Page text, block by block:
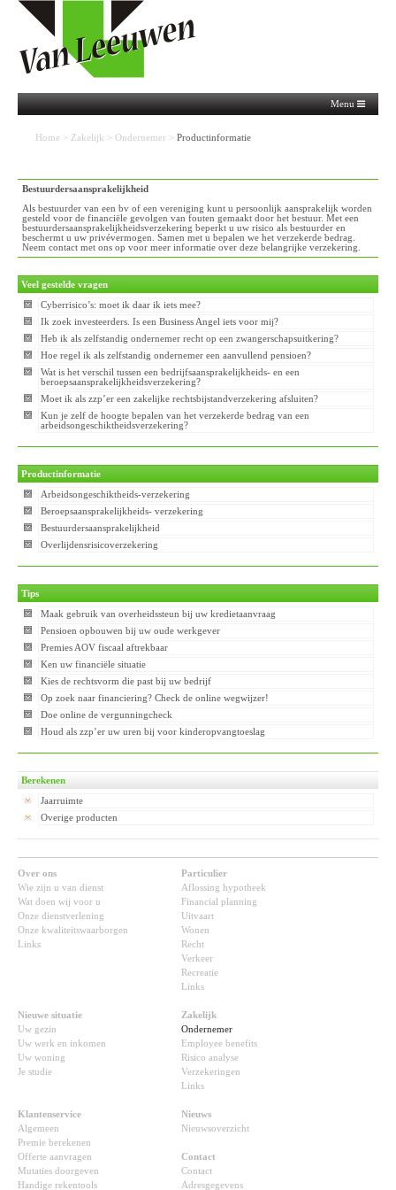
Menu
Home > Zakelijk > Ondernemer > Productinformatie
Bestuurdersaansprakelijkheid
Als bestuurder van een bv of een vereniging kunt u persoonlijk aansprakelijk worden
gesteld voor de financiële gevolgen van fouten gemaakt door het bestuur. Met een
bestuurdersaansprakelijkheidsverzekering beperkt u uw risico als bestuurder en
beschermt u uw privévermogen. Samen met u bepalen we het verzekerde bedrag.
Neem contact met ons op voor meer informatie over deze belangrijke verzekering.
Veel gestelde vragen
Cyberrisico’s: moet ik daar ik iets mee?
Ik zoek investeerders. Is een Business Angel iets voor mij?
Heb ik als zelfstandig ondernemer recht op een zwangerschapsuitkering?
Hoe regel ik als zelfstandig ondernemer een aanvullend pensioen?
Wat is het verschil tussen een bedrijfsaansprakelijkheids- en een
beroepsaansprakelijkheidsverzekering?
Moet ik als zzp’er een zakelijke rechtsbijstandverzekering afsluiten?
Kun je zelf de hoogte bepalen van het verzekerde bedrag van een
arbeidsongeschiktheidsverzekering?
Productinformatie
Arbeidsongeschiktheids-verzekering
Beroepsaansprakelijkheids- verzekering
Bestuurdersaansprakelijkheid
Overlijdensrisicoverzekering
Tips
Maak gebruik van overheidssteun bij uw kredietaanvraag
Pensioen opbouwen bij uw oude werkgever
Premies AOV fiscaal aftrekbaar
Ken uw financiële situatie
Kies de rechtsvorm die past bij uw bedrijf
Op zoek naar financiering? Check de online wegwijzer!
Doe online de vergunningcheck
Houd als zzp’er uw uren bij voor kinderopvangtoeslag
Berekenen
Jaarruimte
Overige producten
Over ons
Wie zijn u van dienst
Wat doen wij voor u
Onze dienstverlening
Onze kwaliteitswaarborgen
Links
Particulier
Aflossing hypotheek
Financial planning
Uitvaart
Wonen
Recht
Verkeer
Recreatie
Links
Nieuwe situatie
Uw gezin
Uw werk en inkomen
Uw woning
Je studie
Zakelijk
Ondernemer
Employee benefits
Risico analyse
Verzekeringen
Links
Klantenservice
Algemeen
Premie berekenen
Offerte aanvragen
Mutaties doorgeven
Handige rekentools
Nieuws
Nieuwsoverzicht
Contact
Contact
Adresgegevens